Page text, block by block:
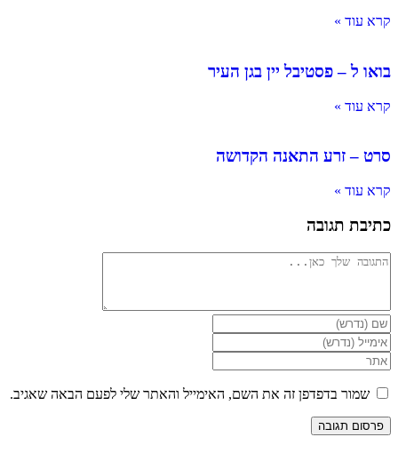
קרא עוד »
בואו ל – פסטיבל יין בגן העיר
קרא עוד »
סרט – זרע התאנה הקדושה
קרא עוד »
כתיבת תגובה
להגיב
הזן
את
השם
שלך
או
שם
משתמש
כדי
הזן
את
כתובת
דואר
האלקטרוני
שלך
כדי
הזן
את
כתובת
האינטרנט
שלך
שמור בדפדפן זה את השם, האימייל והאתר שלי לפעם הבאה שאגיב.